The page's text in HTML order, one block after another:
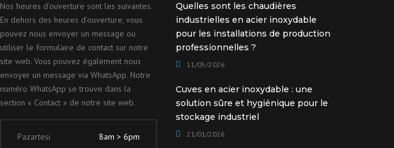
Nos heures d’ouverture sont les suivantes.
En dehors des heures d’ouverture, vous
pouvez nous envoyer un message ou
utiliser le formulaire de contact sur notre
site web. Vous pouvez également nous
envoyer un message via WhatsApp. Notre
numéro WhatsApp se trouve dans la
section « Contact » de notre site web.
Pazartesi
8am > 6pm
Quelles sont les chaudières
industrielles en acier inoxydable
pour les installations de production
professionnelles ?
11/05/2026
Cuves en acier inoxydable : une
solution sûre et hygiénique pour le
stockage industriel
21/01/2026